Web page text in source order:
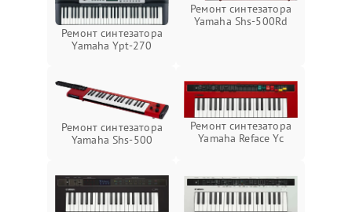
Ремонт синтезатора
Yamaha Ypt-270
Ремонт синтезатора
Yamaha Shs-500Rd
Ремонт синтезатора
Yamaha Shs-500
Ремонт синтезатора
Yamaha Reface Yc